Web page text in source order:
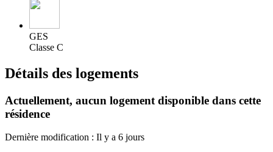
GES
Classe C
Détails des logements
Actuellement, aucun logement disponible dans cette
résidence
Dernière modification : Il y a 6 jours